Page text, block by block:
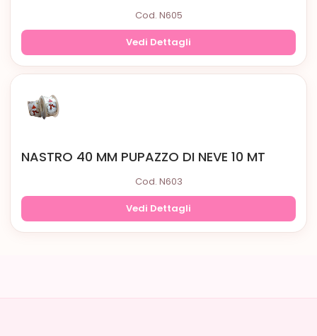
Cod. N605
Vedi Dettagli
NASTRO 40 MM PUPAZZO DI NEVE 10 MT
Cod. N603
Vedi Dettagli